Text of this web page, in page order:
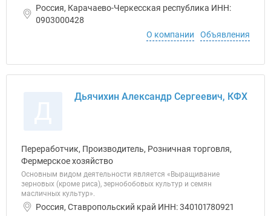
Россия, Карачаево-Черкесская республика ИНН:
0903000428
О компании
Объявления
Дьячихин Александр Сергеевич, КФХ
Переработчик, Производитель, Розничная торговля,
Фермерское хозяйство
Основным видом деятельности является «Выращивание
зерновых (кроме риса), зернобобовых культур и семян
масличных культур».
Россия, Ставропольский край ИНН: 340101780921